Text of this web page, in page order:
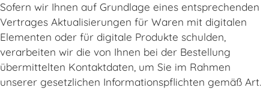
Sofern wir Ihnen auf Grundlage eines entsprechenden
Vertrages Aktualisierungen für Waren mit digitalen
Elementen oder für digitale Produkte schulden,
verarbeiten wir die von Ihnen bei der Bestellung
übermittelten Kontaktdaten, um Sie im Rahmen
unserer gesetzlichen Informationspflichten gemäß Art.